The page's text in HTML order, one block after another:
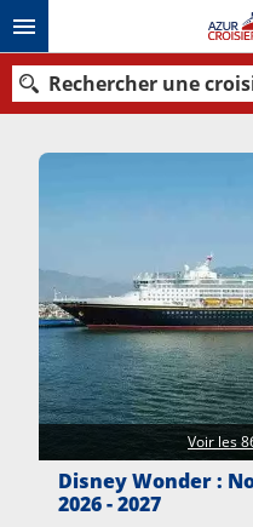
Rechercher une
Mois de départ
Ports
Disney Wonder :
2026 - 2027
Voir les